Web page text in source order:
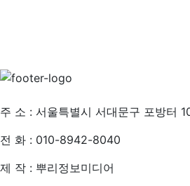
주 소 : 서울특별시 서대문구 포방터
전 화 : 010-8942-8040
제 작 : 뿌리정보미디어